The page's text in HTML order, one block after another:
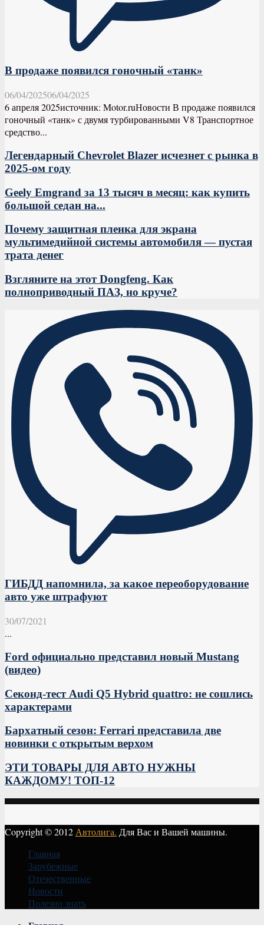
В продаже появился гоночный «танк»
06/04/202506/04/2025
6 апреля 2025источник: Motor.ruНовости В продаже появился
гоночный «танк» с двумя турбированными V8 Транспортное
средство...
Легендарный Chevrolet Blazer исчезнет с рынка в
2025-ом году
Geely Emgrand за 13 тысяч в месяц: как купить
большой седан на...
Почему защитная пленка для экрана
мультимедийной системы автомобиля — пустая
трата денег
Взгляните на этот Dongfeng. Как
полноприводный ПАЗ, но круче?
ГИБДД напомнила, за какое переоборудование
авто уже штрафуют
30/07/2021
...
Ford официально представил новый Mustang
(видео)
Секонд-тест Audi Q5 Hybrid quattro: не сошлись
характерами
Бархатный сезон: Ferrari представила две
новинки с открытым верхом
ЭТИ ТОВАРЫ ДЛЯ АВТО НУЖНЫ
КАЖДОМУ! ТОП-12
Copyright © 2012 Автолига. Для Вас и Вашей машины.
Главная
Зарубежные
Отечественные
Новости
Полезно знать